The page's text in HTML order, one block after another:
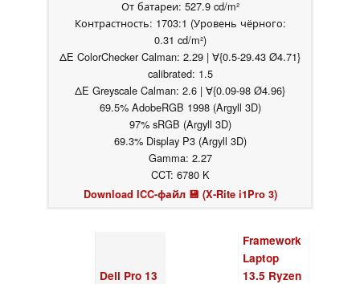
От батареи: 527.9 cd/m²
Контрастность: 1703:1 (Уровень чёрного:
0.31 cd/m²)
ΔE ColorChecker Calman: 2.29 | ∀{0.5-29.43 Ø4.71}
calibrated: 1.5
ΔE Greyscale Calman: 2.6 | ∀{0.09-98 Ø4.96}
69.5% AdobeRGB 1998 (Argyll 3D)
97% sRGB (Argyll 3D)
69.3% Display P3 (Argyll 3D)
Gamma: 2.27
CCT: 6780 K
Download ICC-файл 💾 (X-Rite i1Pro 3)
Dell Pro 13
Framework
Laptop
13.5 Ryzen